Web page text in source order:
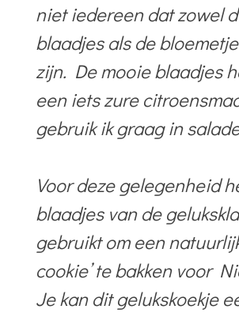
niet iedereen dat zowel
blaadjes als de
zijn. De mooie blaadjes
een iets zure
gebruik ik graag in
Voor deze gelegenheid
blaadjes van de
gebruikt om een
cookie’ te bakken voor
Je kan dit gelukskoekje